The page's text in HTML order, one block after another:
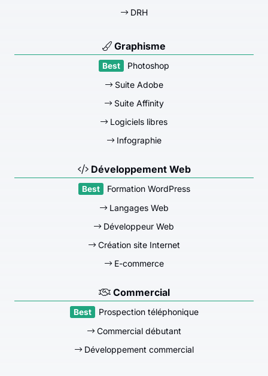
DRH
Graphisme
Photoshop
Suite Adobe
Suite Affinity
Logiciels libres
Infographie
Développement Web
Formation WordPress
Langages Web
Développeur Web
Création site Internet
E-commerce
Commercial
Prospection téléphonique
Commercial débutant
Développement commercial